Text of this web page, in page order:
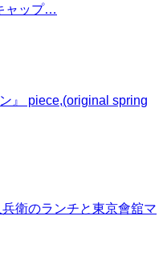
ャップ…
』 piece,(original spring
衛のランチと東京會舘マ